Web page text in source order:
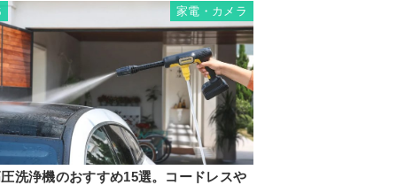
家電・カメラ
洗浄機のおすすめ15選。コードレスや